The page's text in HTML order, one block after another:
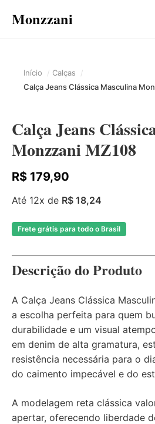
Monzzani
Início
Calças
Calça Jeans Clássica Masculina
Calça Jeans
Monzzani MZ108
R$ 179,90
Até 12x de R$ 18,24
Frete grátis para todo o Brasil
Descrição do Produto
A Calça Jeans Clássica
a escolha perfeita para quem
durabilidade e um visual
em denim de alta gramatura,
resistência necessária para o
do caimento impecável e do
A modelagem reta clássica
apertar, oferecendo liberdade